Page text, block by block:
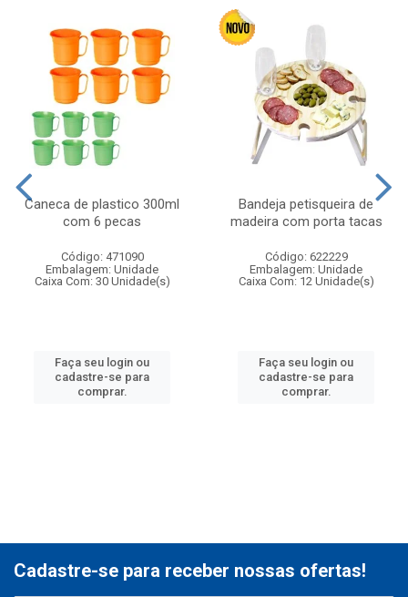
Caneca de plastico 300ml
com 6 pecas
Código: 471090
Embalagem: Unidade
Caixa Com: 30 Unidade(s)
Faça seu login ou
cadastre-se para
comprar.
Bandeja petisqueira de
madeira com porta tacas
Código: 622229
Embalagem: Unidade
Caixa Com: 12 Unidade(s)
Faça seu login ou
cadastre-se para
comprar.
Cadastre-se para receber nossas ofertas!